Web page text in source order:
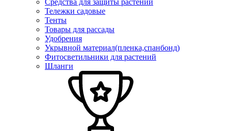
Средства для защиты растений
Тележки садовые
Тенты
Товары для рассады
Удобрения
Укрывной материал(пленка,спанбонд)
Фитосветильники для растений
Шланги